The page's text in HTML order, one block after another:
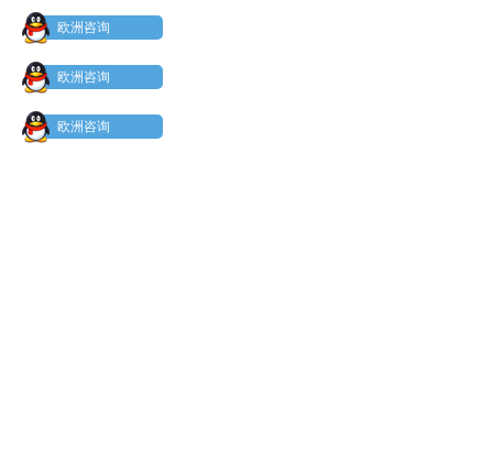
欧洲咨询
欧洲咨询
欧洲咨询